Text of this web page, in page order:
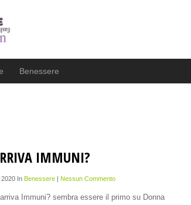
Benessere
IMMUNI?
2020 InBenessere |Nessun Commento
arriva Immuni? sembra essere il primo su Donna